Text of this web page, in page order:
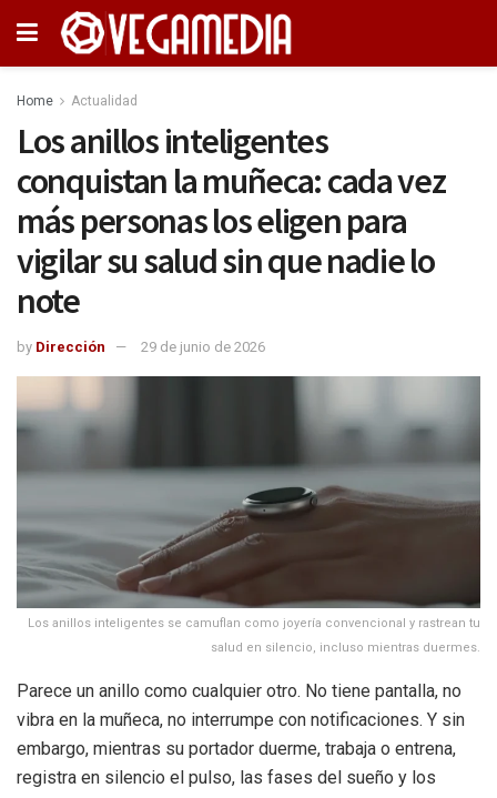
Home Actualidad
Los anillos inteligentes
conquistan la muñeca: cada vez
más personas los eligen para
vigilar su salud sin que nadie lo
note
by Dirección 29 de junio de 2026
Los anillos inteligentes se camuflan como joyería convencional y rastrean tu
salud en silencio, incluso mientras duermes.
Parece un anillo como cualquier otro. No tiene pantalla, no
vibra en la muñeca, no interrumpe con notificaciones. Y sin
embargo, mientras su portador duerme, trabaja o entrena,
registra en silencio el pulso, las fases del sueño y los